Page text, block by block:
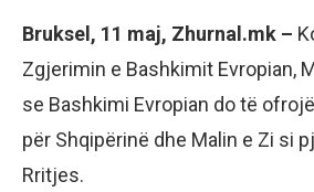
Bruksel, 11 maj, Zhurnal.mk –
Zgjerimin e Bashkimit Evropian,
se Bashkimi Evropian do të
për Shqipërinë dhe Malin e Zi si
Rritjes.